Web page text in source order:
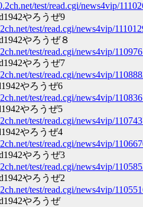
test/read.cgi/news4vip/
やろうぜ9
test/read.cgi/news4vip/
やろうぜ８
test/read.cgi/news4vip/
やろうぜ7
test/read.cgi/news4vip/
やろうぜ6
test/read.cgi/news4vip/
やろうぜ5
test/read.cgi/news4vip/
やろうぜ4
test/read.cgi/news4vip/
やろうぜ3
test/read.cgi/news4vip/
やろうぜ2
test/read.cgi/news4vip/
やろうぜ